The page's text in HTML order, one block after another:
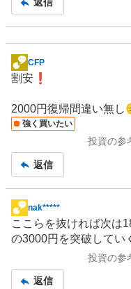
返信
掲
示
記
事
CFP
割安❗️
2000円復帰間違い無し
強く買いたい
投資の参
返信
掲
示
板
nak*****
ここらを抜ければ次は
の3000円を突破してい
投資の参
返信